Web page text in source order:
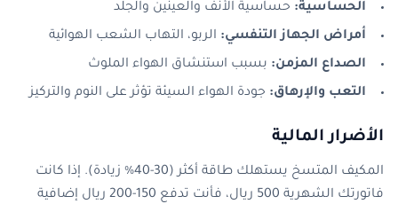
الحساسية: حساسية الأنف والعينين والجلد
أمراض الجهاز التنفسي: الربو، التهاب الشعب الهوائية
الصداع المزمن: بسبب استنشاق الهواء الملوث
التعب والإرهاق: جودة الهواء السيئة تؤثر على النوم والتركيز
الأضرار المالية
المكيف المتسخ يستهلك طاقة أكثر (30-40% زيادة). إذا كانت
فاتورتك الشهرية 500 ريال، فأنت تدفع 150-200 ريال إضافية